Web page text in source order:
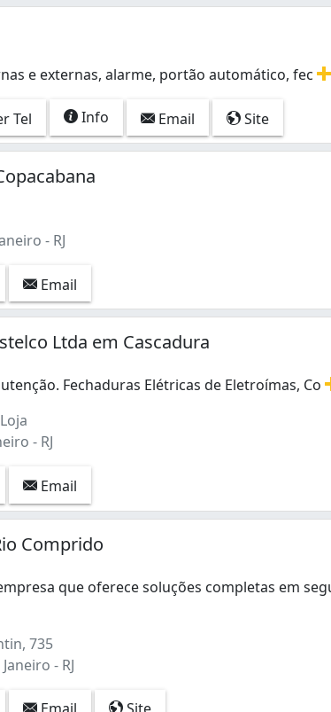
e externas, alarme, portão automático, fec
Tel Info Email Site
- RJ
Email
Ltda em Cascadura
Fechaduras Elétricas de Eletroímas, Co
- RJ
Email
Comprido
que oferece soluções completas em
735
- RJ